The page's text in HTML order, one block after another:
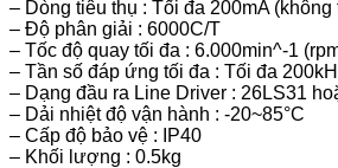
– Dòng tiêu thụ : Tối đa 200mA (không
– Độ phân giải : 6000C/T
– Tốc độ quay tối đa : 6.000min^-1
– Tần số đáp ứng tối đa : Tối đa
– Dạng đầu ra Line Driver : 26LS31
– Dải nhiệt độ vận hành : -20~85°C
– Cấp độ bảo vệ : IP40
– Khối lượng : 0.5kg